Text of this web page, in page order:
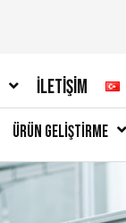
İletişim
Ürün Geliştirme